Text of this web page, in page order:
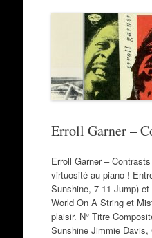
Erroll Garner –
Erroll Garner –
virtuosité au piano !
Sunshine, 7-11 Jump)
World On A String et
plaisir. N° Titre
Sunshine Jimmie